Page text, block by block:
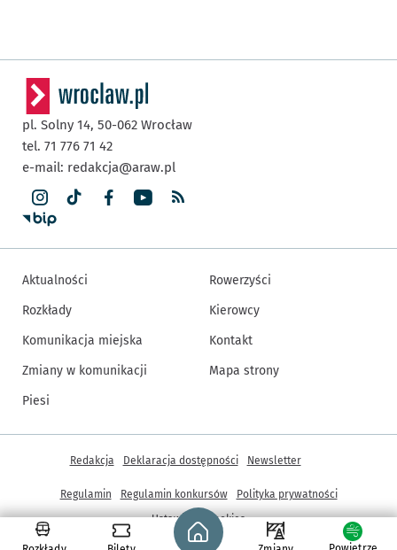
Strona główna - wroclaw.pl
pl. Solny 14, 50-062 Wrocław
tel. 71 776 71 42
e-mail: redakcja@araw.pl
Aktualności
Rozkłady
Komunikacja miejska
Zmiany w komunikacji
Piesi
Rowerzyści
Kierowcy
Kontakt
Mapa strony
Inne informacje
Redakcja Deklaracja dostępności Newsletter
Regulamin Regulamin konkursów
Polityka prywatności
Ustawienia cookies